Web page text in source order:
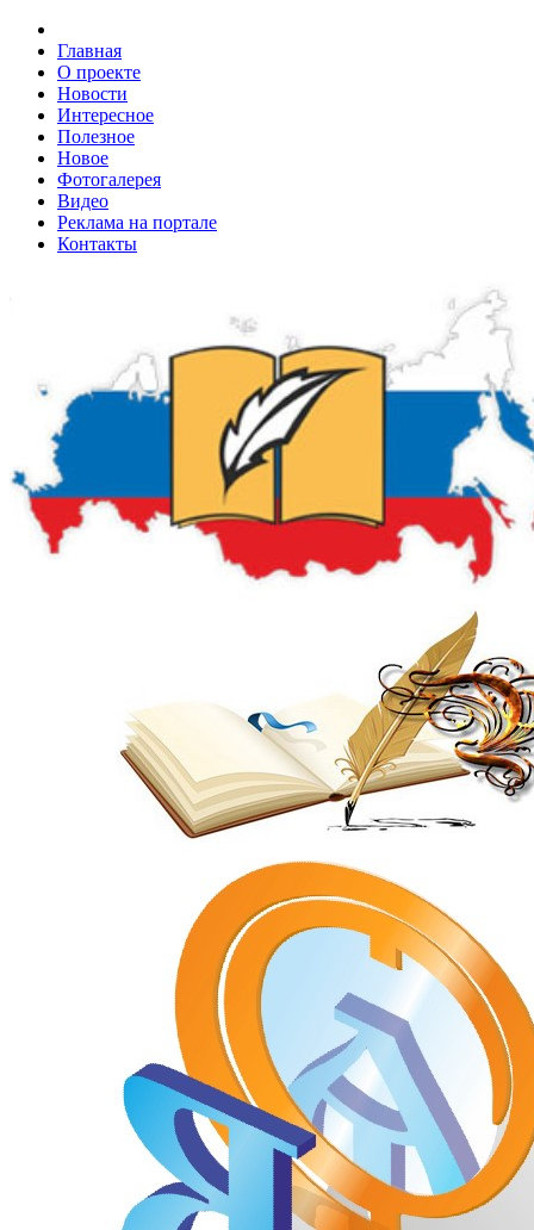
Главная
О проекте
Новости
Интересное
Полезное
Новое
Фотогалерея
Видео
Реклама на портале
Контакты